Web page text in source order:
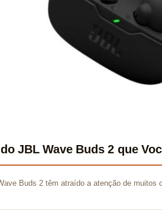
JBL Wave Buds 2 que
Buds 2 têm atraído a atenção de muitos